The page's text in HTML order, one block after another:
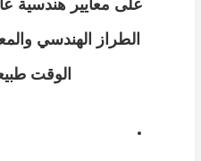
على معايير هندسية
الطراز الهندسي
الوقت